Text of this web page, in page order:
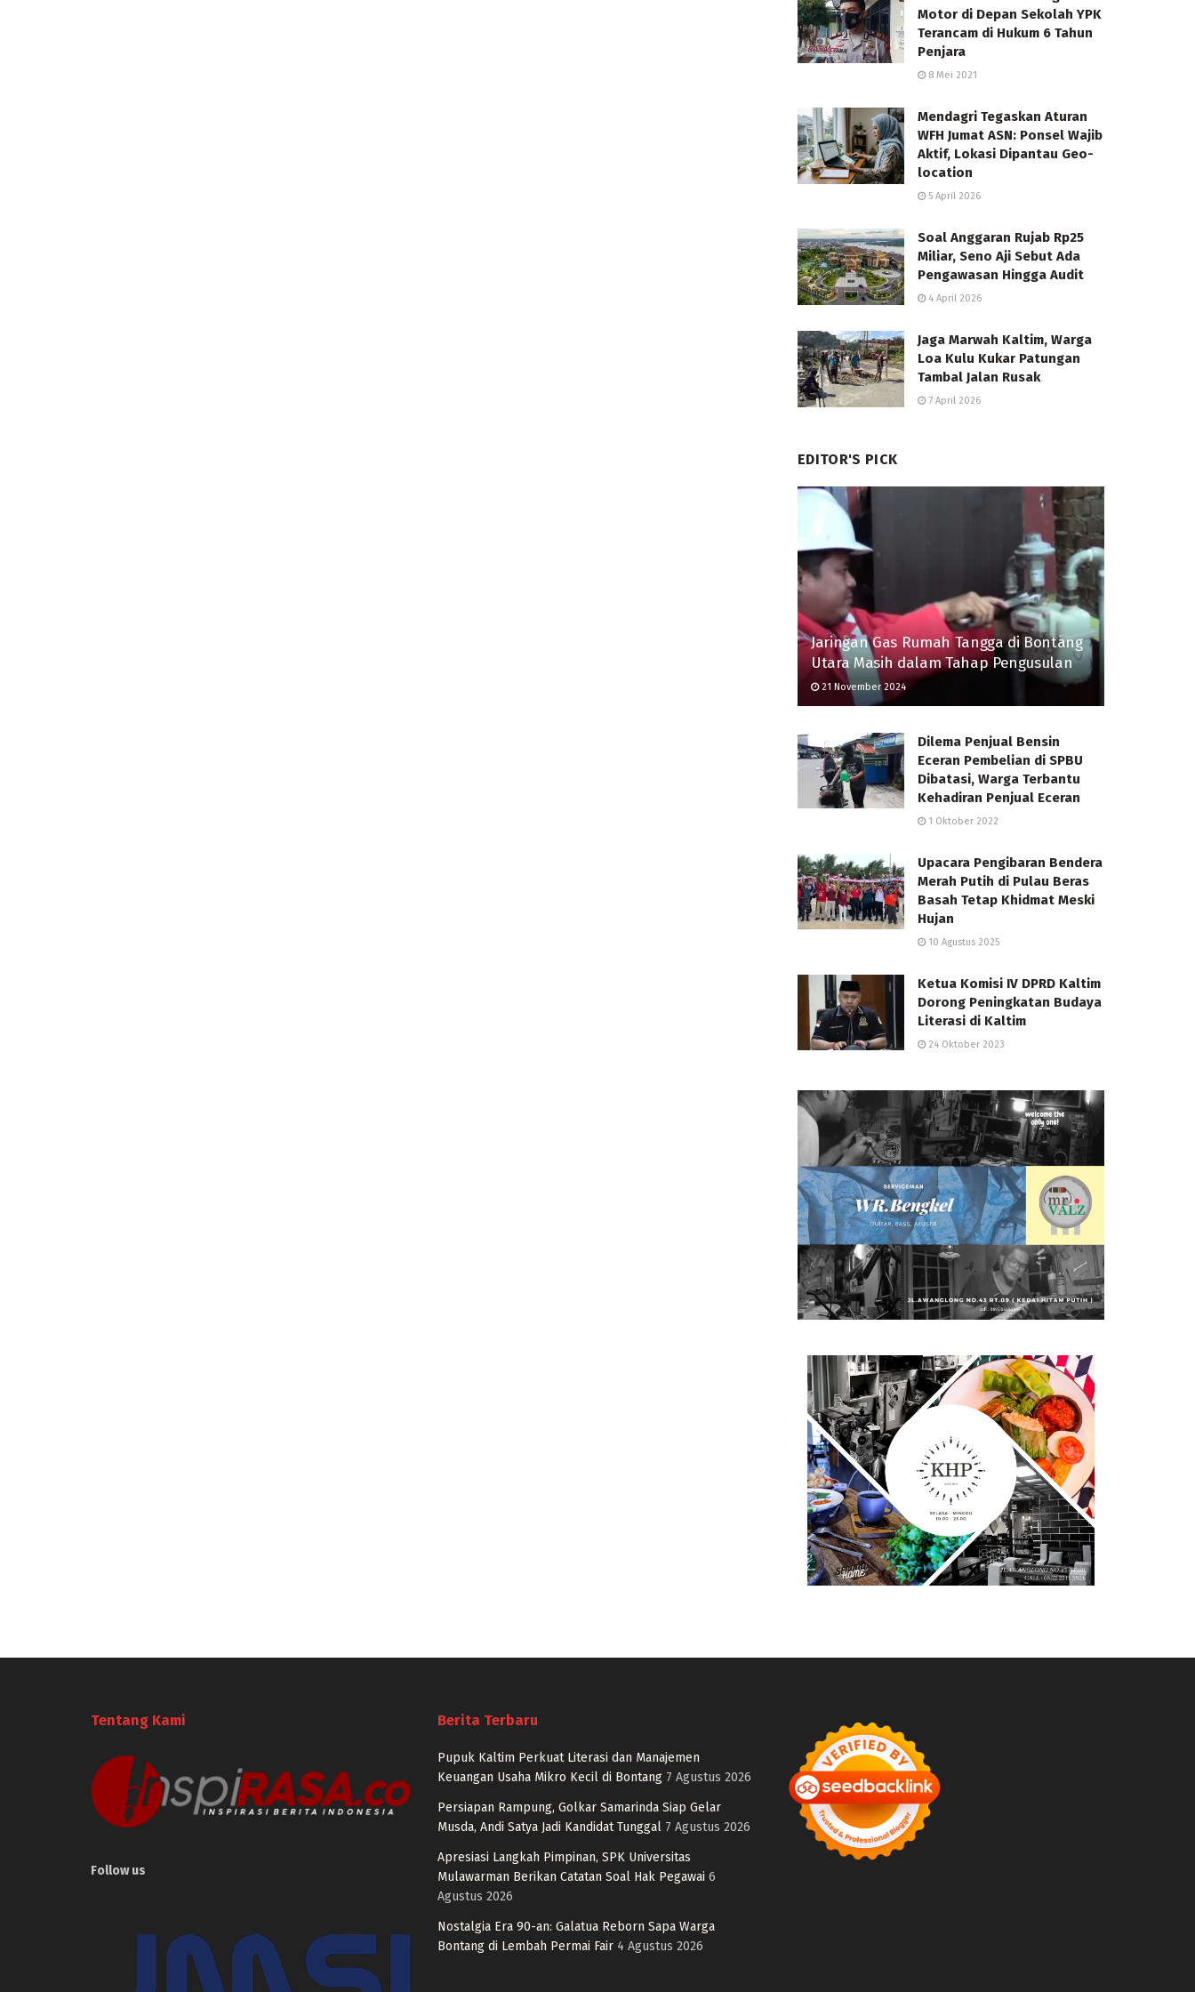
Motor di Depan Sekolah YPK
Terancam di Hukum 6 Tahun
Penjara
8 Mei 2021
Mendagri Tegaskan Aturan
WFH Jumat ASN: Ponsel Wajib
Aktif, Lokasi Dipantau Geo-
location
5 April 2026
Soal Anggaran Rujab Rp25
Miliar, Seno Aji Sebut Ada
Pengawasan Hingga Audit
4 April 2026
Jaga Marwah Kaltim, Warga
Loa Kulu Kukar Patungan
Tambal Jalan Rusak
7 April 2026
EDITOR'S PICK
Jaringan Gas Rumah Tangga di Bontang
Utara Masih dalam Tahap Pengusulan
21 November 2024
Dilema Penjual Bensin
Eceran Pembelian di SPBU
Dibatasi, Warga Terbantu
Kehadiran Penjual Eceran
1 Oktober 2022
Upacara Pengibaran Bendera
Merah Putih di Pulau Beras
Basah Tetap Khidmat Meski
Hujan
10 Agustus 2025
Ketua Komisi IV DPRD Kaltim
Dorong Peningkatan Budaya
Literasi di Kaltim
24 Oktober 2023
Tentang Kami
Follow us
Berita Terbaru
Pupuk Kaltim Perkuat Literasi dan Manajemen
Keuangan Usaha Mikro Kecil di Bontang 7 Agustus 2026
Persiapan Rampung, Golkar Samarinda Siap Gelar
Musda, Andi Satya Jadi Kandidat Tunggal 7 Agustus 2026
Apresiasi Langkah Pimpinan, SPK Universitas
Mulawarman Berikan Catatan Soal Hak Pegawai 6
Agustus 2026
Nostalgia Era 90-an: Galatua Reborn Sapa Warga
Bontang di Lembah Permai Fair 4 Agustus 2026